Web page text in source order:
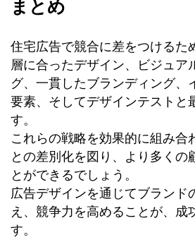
まとめ
住宅広告で競合に差をつけるた
層に合ったデザイン、ビジュア
グ、一貫したブランディング、
要素、そしてデザインテストと
す。
これらの戦略を効果的に組み合
との差別化を図り、より多くの
とができるでしょう。
広告デザインを通じてブランド
え、競争力を高めることが、成
す。